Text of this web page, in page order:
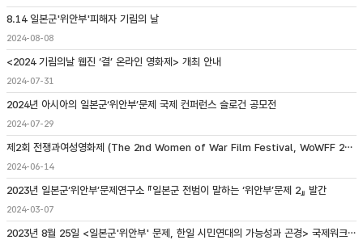
8.14 일본군'위안부'피해자 기림의 날
2024-08-08
<2024 기림의날 웹진 ‘결’ 온라인 영화제> 개최 안내
2024-07-31
2024년 아시아의 일본군‘위안부’문제 국제 컨퍼런스 슬로건 공모전
2024-07-29
제2회 전쟁과여성영화제 (The 2nd Women of War Film Festival, WoWFF 2024) 개최 안내
2024-06-14
2023년 일본군‘위안부’문제연구소 『일본군 전범이 말하는 ‘위안부’문제 2』 발간
2024-03-07
2023년 8월 25일 <일본군'위안부' 문제, 한일 시민연대의 가능성과 곤경> 국제워크숍 개최